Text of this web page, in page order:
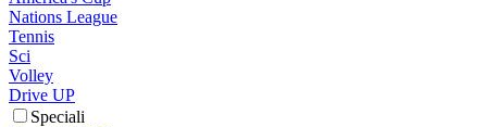
Nations League
Tennis
Sci
Volley
Drive UP
Speciali